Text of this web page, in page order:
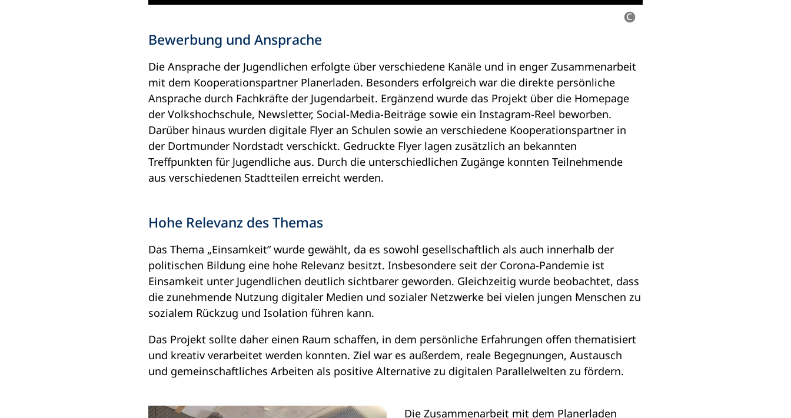
Bewerbung und Ansprache
Die Ansprache der Jugendlichen erfolgte über verschiedene Kanäle und in enger Zusammenarbeit
mit dem Kooperationspartner Planerladen. Besonders erfolgreich war die direkte persönliche
Ansprache durch Fachkräfte der Jugendarbeit. Ergänzend wurde das Projekt über die Homepage
der Volkshochschule, Newsletter, Social-Media-Beiträge sowie ein Instagram-Reel beworben.
Darüber hinaus wurden digitale Flyer an Schulen sowie an verschiedene Kooperationspartner in
der Dortmunder Nordstadt verschickt. Gedruckte Flyer lagen zusätzlich an bekannten
Treffpunkten für Jugendliche aus. Durch die unterschiedlichen Zugänge konnten Teilnehmende
aus verschiedenen Stadtteilen erreicht werden.
Hohe Relevanz des Themas
Das Thema „Einsamkeit” wurde gewählt, da es sowohl gesellschaftlich als auch innerhalb der
politischen Bildung eine hohe Relevanz besitzt. Insbesondere seit der Corona-Pandemie ist
Einsamkeit unter Jugendlichen deutlich sichtbarer geworden. Gleichzeitig wurde beobachtet, dass
die zunehmende Nutzung digitaler Medien und sozialer Netzwerke bei vielen jungen Menschen zu
sozialem Rückzug und Isolation führen kann.
Das Projekt sollte daher einen Raum schaffen, in dem persönliche Erfahrungen offen thematisiert
und kreativ verarbeitet werden konnten. Ziel war es außerdem, reale Begegnungen, Austausch
und gemeinschaftliches Arbeiten als positive Alternative zu digitalen Parallelwelten zu fördern.
Die Zusammenarbeit mit dem Planerladen